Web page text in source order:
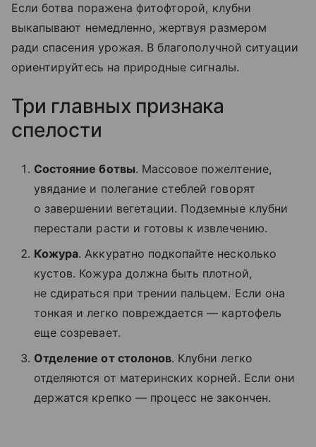
Если ботва поражена фитофторой, клубни
выкапывают немедленно, жертвуя размером
ради спасения урожая. В благополучной ситуации
ориентируйтесь на природные сигналы.
Три главных признака
спелости
Состояние ботвы. Массовое пожелтение,
увядание и полегание стеблей говорят
о завершении вегетации. Подземные клубни
перестали расти и готовы к извлечению.
Кожура. Аккуратно подкопайте несколько
кустов. Кожура должна быть плотной,
не сдираться при трении пальцем. Если она
тонкая и легко повреждается — картофель
еще созревает.
Отделение от столонов. Клубни легко
отделяются от материнских корней. Если они
держатся крепко — процесс не закончен.